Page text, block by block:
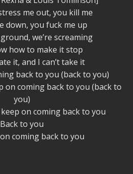
me out, you kill me
down, you fuck me up
we’re screaming
how to make it stop
it, and I can’t take it
back to you (back to you)
on coming back to you (back to
you)
on coming back to you
Back to you
coming back to you